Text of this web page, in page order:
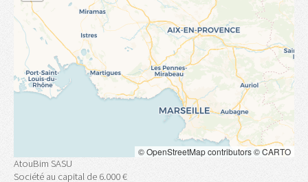
©OpenStreetMapcontributors ©CARTO
AtouBim SASU
Société au capital de 6.000 €